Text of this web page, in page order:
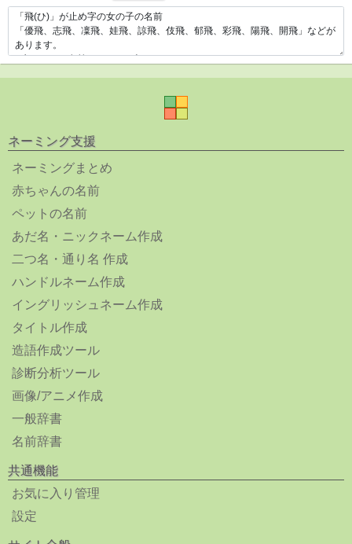
ネーミング支援
ネーミングまとめ
赤ちゃんの名前
ペットの名前
あだ名・ニックネーム作成
二つ名・通り名 作成
ハンドルネーム作成
イングリッシュネーム作成
タイトル作成
造語作成ツール
診断分析ツール
画像/アニメ作成
一般辞書
名前辞書
共通機能
お気に入り管理
設定